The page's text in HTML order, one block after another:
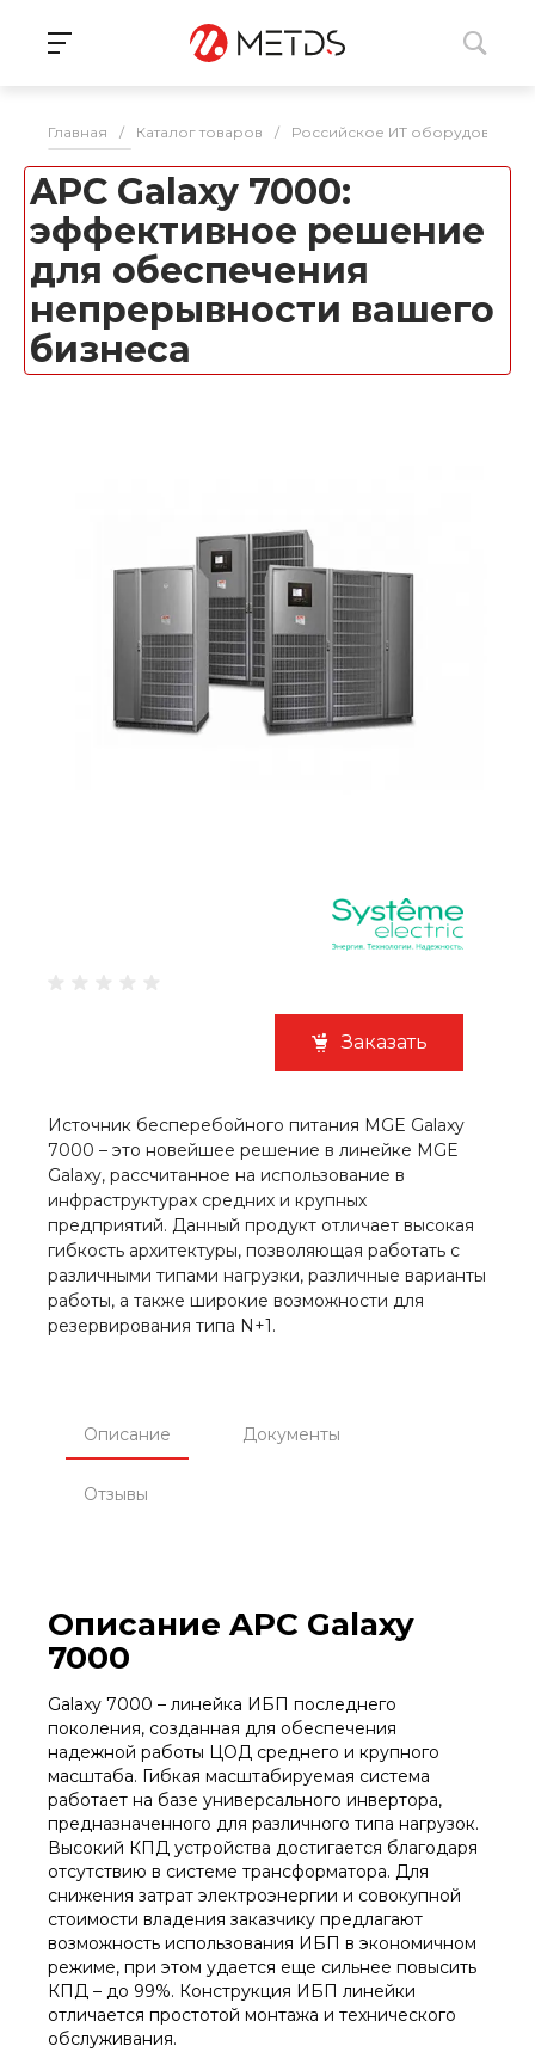
Главная / Каталог товаров / Российское ИТ оборудование
APC Galaxy 7000:
эффективное решение
для обеспечения
непрерывности вашего
бизнеса
Заказать
Источник бесперебойного питания MGE Galaxy
7000 – это новейшее решение в линейке MGE
Galaxy, рассчитанное на использование в
инфраструктурах средних и крупных
предприятий. Данный продукт отличает высокая
гибкость архитектуры, позволяющая работать с
различными типами нагрузки, различные варианты
работы, а также широкие возможности для
резервирования типа N+1.
Описание Документы
Отзывы
Описание APC Galaxy
7000
Galaxy 7000 – линейка ИБП последнего
поколения, созданная для обеспечения
надежной работы ЦОД среднего и крупного
масштаба. Гибкая масштабируемая система
работает на базе универсального инвертора,
предназначенного для различного типа нагрузок.
Высокий КПД устройства достигается благодаря
отсутствию в системе трансформатора. Для
снижения затрат электроэнергии и совокупной
стоимости владения заказчику предлагают
возможность использования ИБП в экономичном
режиме, при этом удается еще сильнее повысить
КПД – до 99%. Конструкция ИБП линейки
отличается простотой монтажа и технического
обслуживания.